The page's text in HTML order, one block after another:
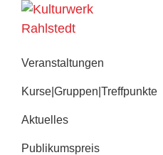
Hauptnavigation
Zum
Inhalt
Rahlstedt
Veranstaltungen
Kurse|Gruppen|Treffpunkte
Aktuelles
Publikumspreis